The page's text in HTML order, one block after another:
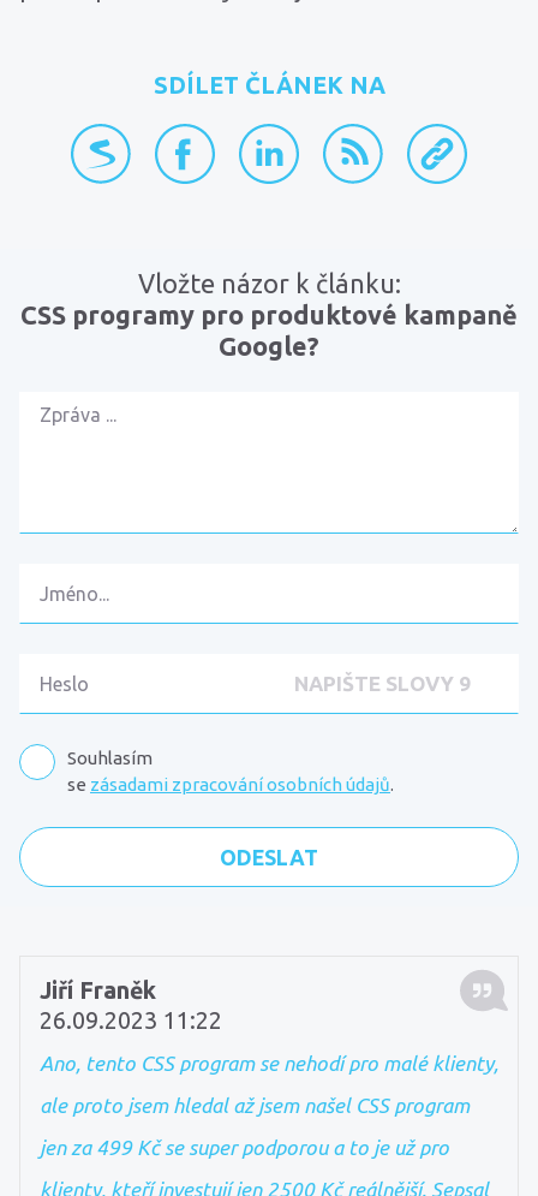
SDÍLET ČLÁNEK NA
přidat na Seznam.cz
sdílet na Facebooku
sdílet na LinkedInu
RSS kanálzkopírovat
Vložte názor k článku:
CSS programy pro produktové kampaně
Google?
Souhlasím
se zásadami zpracování osobních údajů.
Komentáře
Jiří Franěk
26.09.2023 11:22
Ano, tento CSS program se nehodí pro malé klienty,
ale proto jsem hledal až jsem našel CSS program
jen za 499 Kč se super podporou a to je už pro
klienty, kteří investují jen 2500 Kč reálnější. Sepsal